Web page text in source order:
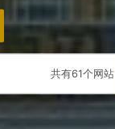
共有61个网站